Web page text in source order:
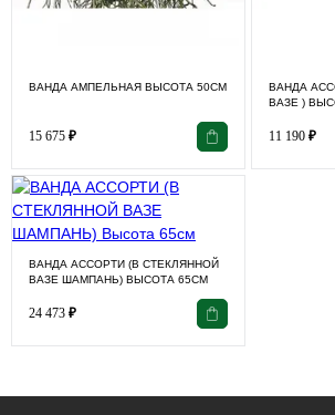
ВАНДА АМПЕЛЬНАЯ ВЫСОТА 50СМ
15 675 ₽
ВАНДА
ВАЗЕ )
11 190 ₽
ВАНДА АССОРТИ (В СТЕКЛЯННОЙ
ВАЗЕ ШАМПАНЬ) ВЫСОТА 65СМ
24 473 ₽